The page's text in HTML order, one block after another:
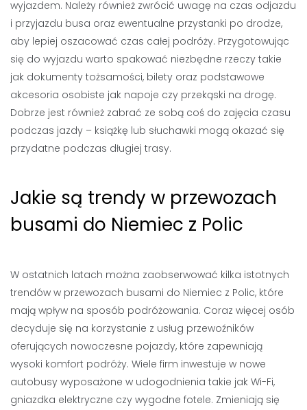
wyjazdem. Należy również zwrócić uwagę na czas odjazdu
i przyjazdu busa oraz ewentualne przystanki po drodze,
aby lepiej oszacować czas całej podróży. Przygotowując
się do wyjazdu warto spakować niezbędne rzeczy takie
jak dokumenty tożsamości, bilety oraz podstawowe
akcesoria osobiste jak napoje czy przekąski na drogę.
Dobrze jest również zabrać ze sobą coś do zajęcia czasu
podczas jazdy – książkę lub słuchawki mogą okazać się
przydatne podczas długiej trasy.
Jakie są trendy w przewozach
busami do Niemiec z Polic
W ostatnich latach można zaobserwować kilka istotnych
trendów w przewozach busami do Niemiec z Polic, które
mają wpływ na sposób podróżowania. Coraz więcej osób
decyduje się na korzystanie z usług przewoźników
oferujących nowoczesne pojazdy, które zapewniają
wysoki komfort podróży. Wiele firm inwestuje w nowe
autobusy wyposażone w udogodnienia takie jak Wi-Fi,
gniazdka elektryczne czy wygodne fotele. Zmieniają się